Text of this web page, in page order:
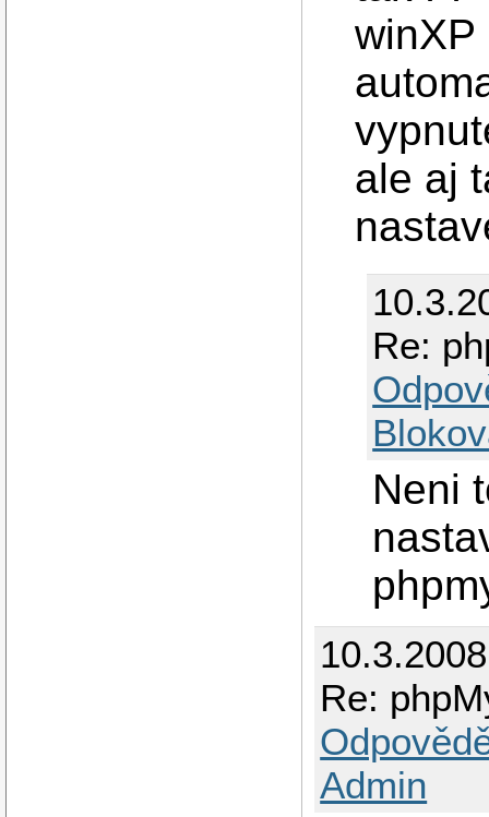
winXP
ale aj
Re:
Neni
Re:
Admin